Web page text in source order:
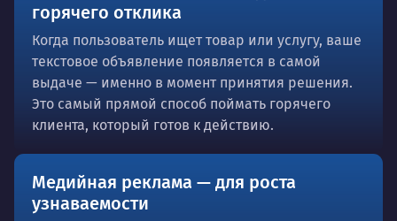
горячего отклика
Когда пользователь ищет товар или услугу, ваше
текстовое объявление появляется в самой
выдаче — именно в момент принятия решения.
Это самый прямой способ поймать горячего
клиента, который готов к действию.
Медийная реклама — для роста
узнаваемости